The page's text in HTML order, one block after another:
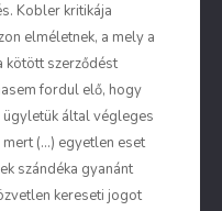
Kobler kritikája
elméletnek, a mely a
kötött szerződést
fordul elő, hogy
ügyletük által végleges
(…) egyetlen eset
szándéka gyanánt
kereseti jogot